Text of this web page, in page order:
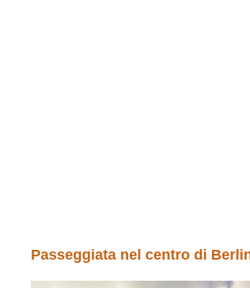
Passeggiata nel centro di